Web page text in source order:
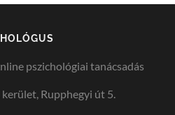
pszichológiai tanácsadás
Rupphegyi út 5.